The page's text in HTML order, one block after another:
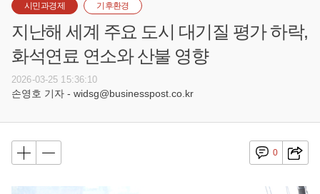
시민과경제 기후환경
지난해 세계 주요 도시 대기질 평가 하락,
화석연료 연소와 산불 영향
2026-03-25 15:36:10
손영호 기자 - widsg@businesspost.co.kr
0